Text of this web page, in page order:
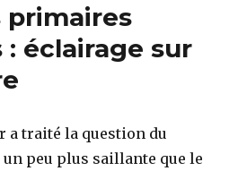
primaires
: éclairage sur
a traité la question du
peu plus saillante que le